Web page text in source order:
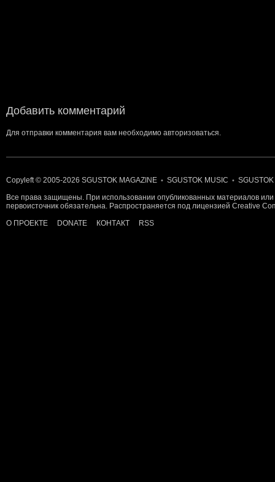
Добавить комментарий
Для отправки комментария вам необходимо авторизоваться.
Copyleft © 2005-2026 SGUSTOK MAGAZINE • SGUSTOK MUSIC •
Все права защищены. При использовании опубликованных материалов
первоисточник обязательна. Распространяется под лицензией Creative
О ПРОЕКТЕ
DONATE КОНТАКТ RSS